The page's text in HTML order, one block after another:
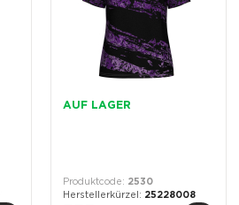
AUF LAGER
2530
25228008